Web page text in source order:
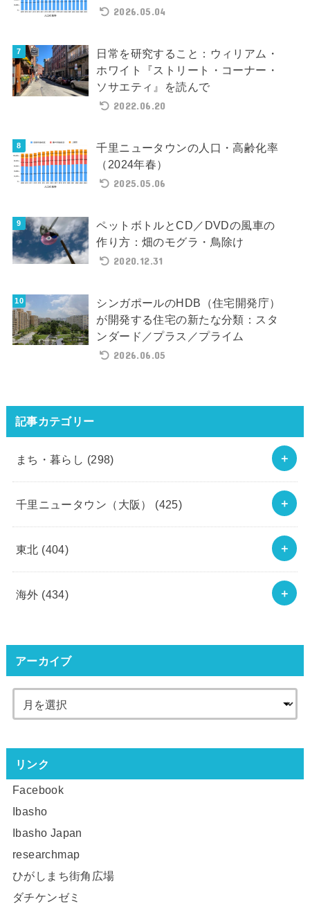
2026.05.04
日常を研究すること：ウィリアム・
ホワイト『ストリート・コーナー・
ソサエティ』を読んで
2022.06.20
千里ニュータウンの人口・高齢化率
（2024年春）
2025.05.06
ペットボトルとCD／DVDの風車の
作り方：畑のモグラ・鳥除け
2020.12.31
シンガポールのHDB（住宅開発庁）
が開発する住宅の新たな分類：スタ
ンダード／プラス／プライム
2026.06.05
記事カテゴリー
まち・暮らし (298)
千里ニュータウン（大阪） (425)
東北 (404)
海外 (434)
アーカイブ
リンク
Facebook
Ibasho
Ibasho Japan
researchmap
ひがしまち街角広場
ダチケンゼミ